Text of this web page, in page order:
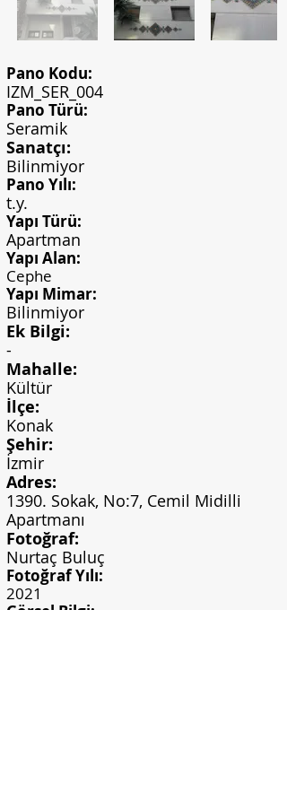
Pano Kodu:
IZM_SER_004
Pano Türü:
Seramik
Sanatçı:
Bilinmiyor
Pano Yılı:
t.y.
Yapı Türü:
Apartman
Yapı Alan:
Cephe
Yapı Mimar:
Bilinmiyor
Ek Bilgi:
-
Mahalle:
Kültür
İlçe:
Konak
Şehir:
İzmir
Adres:
1390. Sokak, No:7, Cemil Midilli
Apartmanı
Fotoğraf:
Nurtaç Buluç
Fotoğraf Yılı:
2021
Görsel Bilgi: